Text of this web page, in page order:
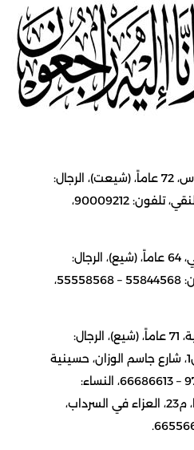
نجاة أحمد عبدالله بوعباس، 72 عاماً، (شيعت)، الرجال:
العزاء الدسمة، مسجد النقي، تلفون: 90009212،
كامل ضاحي غانم الشطي، 64 عاماً، (شيع)، الرجال:
العزاء في المقبرة، تلفون: 55844568 – 55558568،
فاضل علي عبدالله عطية، 71 عاماً، (شيع)، الرجال:
العزاء في المنصورية، ق1، شارع جاسم الوزان، حسينية
الأوحد، تلفون: 97322268 – 66686613، النساء:
الدعية، ق4، ش ابن سينا، م23، العزاء في السرداب،